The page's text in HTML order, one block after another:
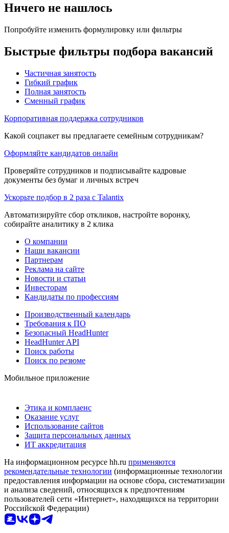
Ничего не нашлось
Попробуйте изменить формулировку или фильтры
Быстрые фильтры подбора вакансий
Частичная занятость
Гибкий график
Полная занятость
Сменный график
Корпоративная поддержка сотрудников
Какой соцпакет вы предлагаете семейным сотрудникам?
Оформляйте кандидатов онлайн
Проверяйте сотрудников и подписывайте кадровые
документы без бумаг и личных встреч
Ускорьте подбор в 2 раза с Talantix
Автоматизируйте сбор откликов, настройте воронку,
собирайте аналитику в 2 клика
О компании
Наши вакансии
Партнерам
Реклама на сайте
Новости и статьи
Инвесторам
Кандидаты по профессиям
Производственный календарь
Требования к ПО
Безопасный HeadHunter
HeadHunter API
Поиск работы
Поиск по резюме
Мобильное приложение
Этика и комплаенс
Оказание услуг
Использование сайтов
Защита персональных данных
ИТ аккредитация
На информационном ресурсе hh.ru применяются
рекомендательные технологии (информационные технологии
предоставления информации на основе сбора, систематизации
и анализа сведений, относящихся к предпочтениям
пользователей сети «Интернет», находящихся на территории
Российской Федерации)